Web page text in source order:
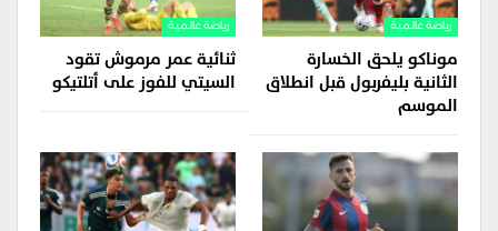
رياضة عالمية
موناكو يلحق الخسارة
الثانية بليفربول قبل انطلاق
الموسم
رياضة عالمية
ثنائية عمر مرموش تقود
السيتي للفوز على أتلتيكو